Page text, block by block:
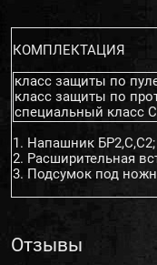
КОМПЛЕКТАЦИЯ
класс защиты по
класс защиты по
специальный класс С
1. Напашник БР2,C,С2;
2. Расширительная
3. Подсумок под
Отзывы